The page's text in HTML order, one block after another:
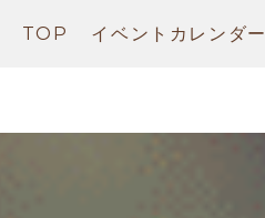
TOP イベントカレンダー